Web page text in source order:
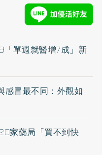
「單週就醫增7成」新
感冒最不同：外觀如
家藥局「買不到快